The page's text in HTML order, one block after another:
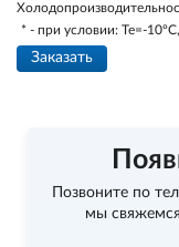
* - при условии: Te=-
Заказать
Позвоните по
мы